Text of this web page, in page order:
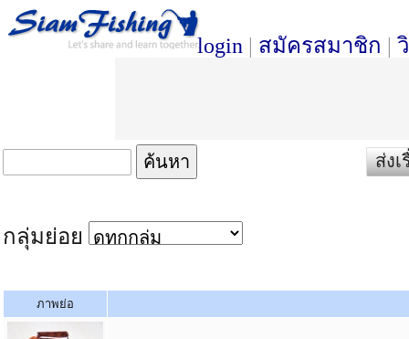
login | สมัครสมาชิก |
ส่งเ
กลุ่มย่อย
ภาพย่อ